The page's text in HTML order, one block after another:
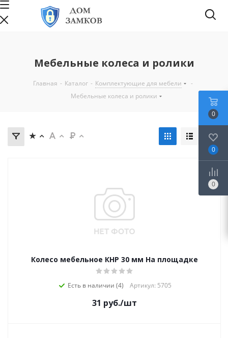
Мебельные колеса и ролики
Главная - Каталог - Комплектующие для мебели
-
Мебельные колеса и ролики
Колесо мебельное КНР 30 мм На площадке
Есть в наличии (4) Артикул: 5705
31 руб./шт
0
0
0